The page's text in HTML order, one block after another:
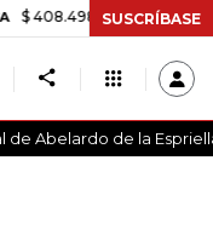
+$ 8.753,81
SUSCRÍBASE
de Abelardo de la